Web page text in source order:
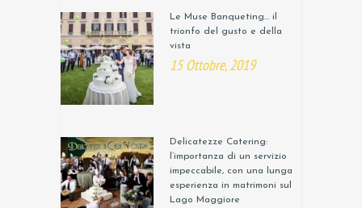
Le Muse Banqueting… il
trionfo del gusto e della
vista
15 Ottobre, 2019
Delicatezze Catering:
l’importanza di un servizio
impeccabile, con una lunga
esperienza in matrimoni sul
Lago Maggiore